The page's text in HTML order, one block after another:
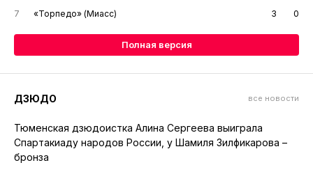
7
«Торпедо» (Миасс) 3 0
Полная версия
ДЗЮДО все новости
Тюменская дзюдоистка Алина Сергеева выиграла
Спартакиаду народов России, у Шамиля Зилфикарова –
бронза